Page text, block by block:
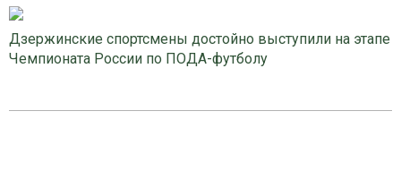
Дзержинские спортсмены достойно выступили на этапе
Чемпионата России по ПОДА-футболу